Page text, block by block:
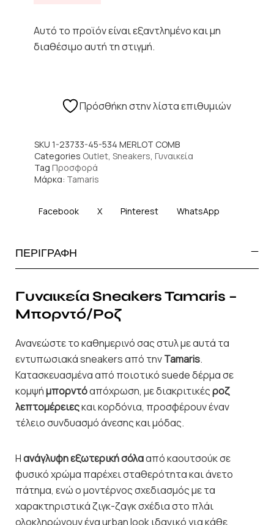
Αυτό το προϊόν είναι εξαντλημένο και μη
διαθέσιμο αυτή τη στιγμή.
Πρόσθήκη στην λίστα επιθυμιών
SKU 1-23733-45-534 MERLOT COMB
Categories Outlet, Sneakers, Γυναικεία
Tag Προσφορά
Μάρκα: Tamaris
Facebook X Pinterest WhatsApp
ΠΕΡΙΓΡΑΦΗ
Γυναικεία Sneakers Tamaris –
Μπορντό/Ροζ
Ανανεώστε το καθημερινό σας στυλ με αυτά τα
εντυπωσιακά sneakers από τηνTamaris.
Κατασκευασμένα από ποιοτικό suede δέρμα σε
κομψήμπορντόαπόχρωση, με διακριτικέςροζ
λεπτομέρειεςκαι κορδόνια, προσφέρουν έναν
τέλειο συνδυασμό άνεσης και μόδας.
Ηανάγλυφη εξωτερική σόλααπό καουτσούκ σε
φυσικό χρώμα παρέχει σταθερότητα και άνετο
πάτημα, ενώ ο μοντέρνος σχεδιασμός με τα
χαρακτηριστικά ζιγκ-ζαγκ σχέδια στο πλάι
ολοκληρώνουν ένα urban look ιδανικό για κάθε